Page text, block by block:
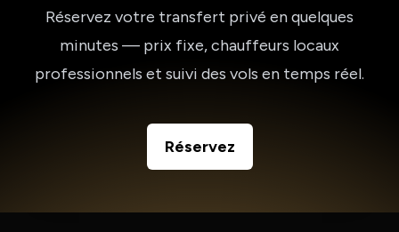
Réservez votre transfert privé en quelques
minutes — prix fixe, chauffeurs locaux
professionnels et suivi des vols en temps réel.
Réservez